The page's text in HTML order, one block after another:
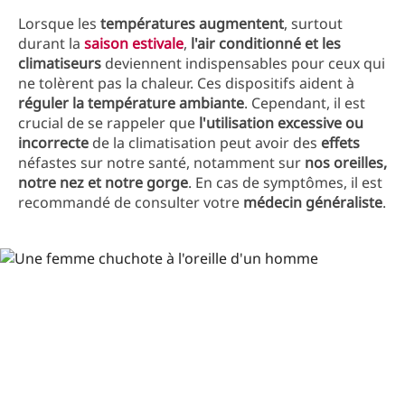
Lorsque les températures augmentent, surtout
durant la saison estivale, l'air conditionné et les
climatiseurs deviennent indispensables pour ceux qui
ne tolèrent pas la chaleur. Ces dispositifs aident à
réguler la température ambiante. Cependant, il est
crucial de se rappeler que l'utilisation excessive ou
incorrecte de la climatisation peut avoir des effets
néfastes sur notre santé, notamment sur nos oreilles,
notre nez et notre gorge. En cas de symptômes, il est
recommandé de consulter votre médecin généraliste.